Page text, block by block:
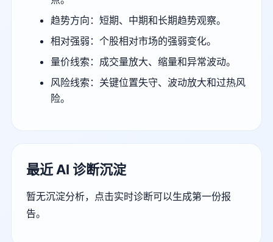
趋势方向：短期、中期和长期趋势观察。
相对强弱：个股相对市场的强弱变化。
量价线索：成交量放大、缩量和异常波动。
风险线索：关键位置失守、波动放大和过热风
险。
最近 AI 诊断沉淀
暂无沉淀分析，点击实时诊断可以生成第一份报
告。